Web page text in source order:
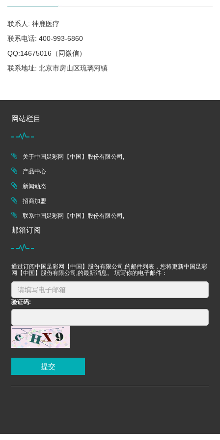
联系人: 神鹿医疗
联系电话: 400-993-6860
QQ:14675016（同微信）
联系地址: 北京市房山区琉璃河镇
网站栏目
关于中国足彩网【中国】股份有限公司,
产品中心
新闻动态
招商加盟
联系中国足彩网【中国】股份有限公司,
邮箱订阅
通过订阅中国足彩网【中国】股份有限公司,的邮件列表，您将更新中国足彩
网【中国】股份有限公司,的最新消息。 填写你的电子邮件：
验证码:
提交